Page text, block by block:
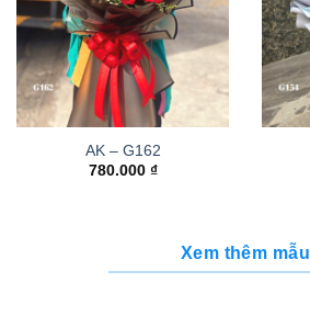
AK – G162
780.000 ₫
Xem thêm mẫu